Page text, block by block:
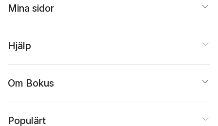
Mina sidor
Hjälp
Om Bokus
Populärt